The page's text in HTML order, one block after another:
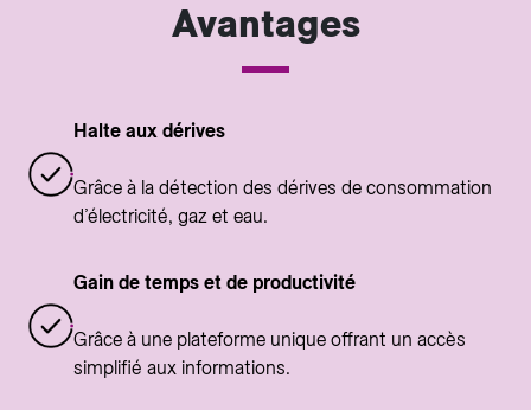
Avantages
Halte aux dérives
Grâce à la détection des dérives de consommation
d’électricité, gaz et eau.
Gain de temps et de productivité
Grâce à une plateforme unique offrant un accès
simplifié aux informations.